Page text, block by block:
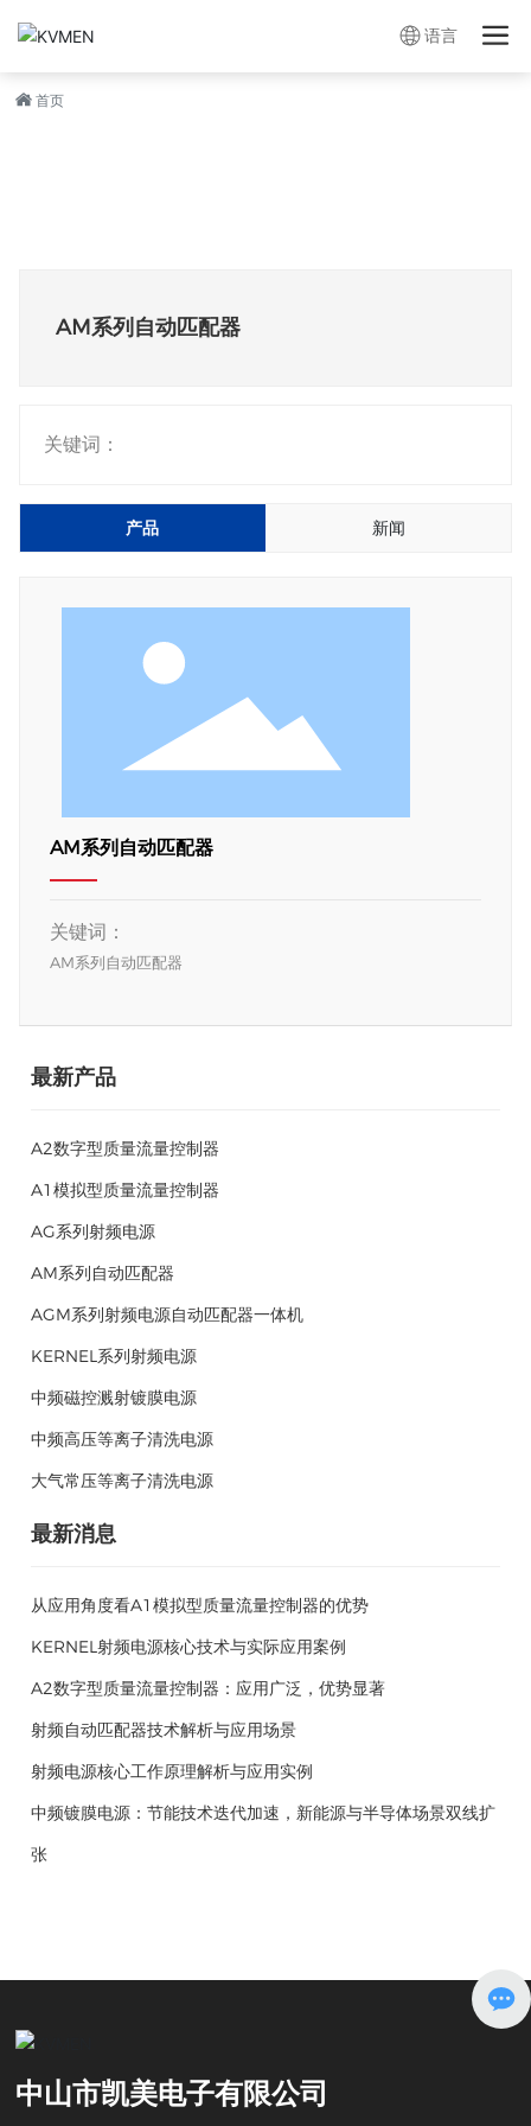
语言
首页
AM系列自动匹配器
关键词：
产品 新闻
AM系列自动匹配器
关键词：
AM系列自动匹配器
最新产品
A2数字型质量流量控制器
A1模拟型质量流量控制器
AG系列射频电源
AM系列自动匹配器
AGM系列射频电源自动匹配器一体机
KERNEL系列射频电源
中频磁控溅射镀膜电源
中频高压等离子清洗电源
大气常压等离子清洗电源
最新消息
从应用角度看A1模拟型质量流量控制器的优势
KERNEL射频电源核心技术与实际应用案例
A2数字型质量流量控制器：应用广泛，优势显著
射频自动匹配器技术解析与应用场景
射频电源核心工作原理解析与应用实例
中频镀膜电源：节能技术迭代加速，新能源与半导体场景双线扩
张
中山市凯美电子有限公司